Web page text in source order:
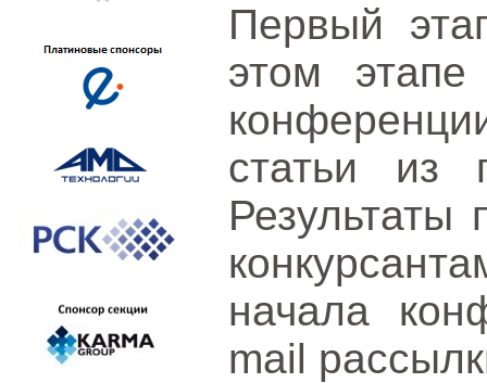
Первый
этом
статьи из
Результаты
начала
mail